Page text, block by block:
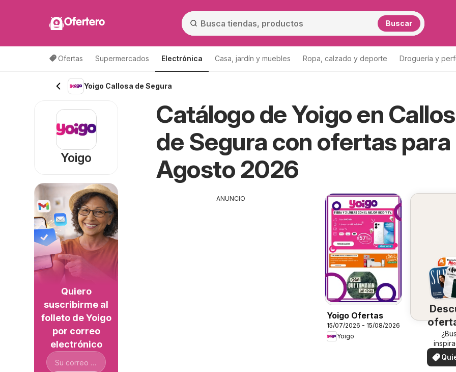
Ofertero Buscar
Ofertas Supermercados Electrónica Casa, jardín y muebles Ropa, calzado y deporte Droguería y
Yoigo Callosa de Segura
Catálogo de Yoigo en
de Segura con ofertas para
Agosto 2026
ANUNCIO
Yoigo Ofertas
15/07/2026 - 15/08/2026
Yoigo
su
¡Vea
en su
ver
Yoigo
Quiero
suscribirme al
folleto de Yoigo
por correo
electrónico